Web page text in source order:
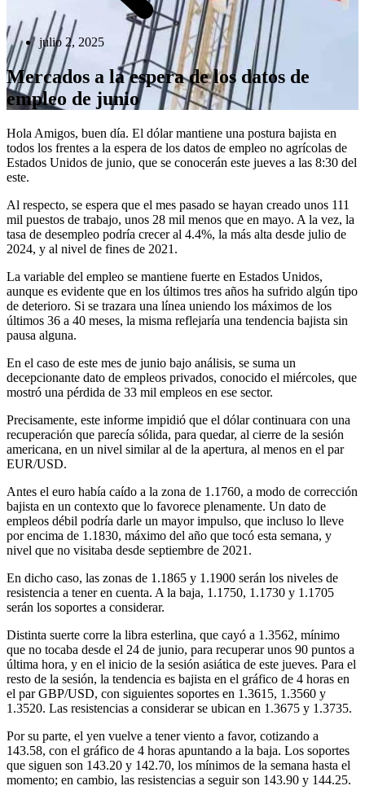
julio 2, 2025
Mercados a la espera de los datos de
empleo de junio
Hola Amigos, buen día. El dólar mantiene una postura bajista en
todos los frentes a la espera de los datos de empleo no agrícolas de
Estados Unidos de junio, que se conocerán este jueves a las 8:30 del
este.
Al respecto, se espera que el mes pasado se hayan creado unos 111
mil puestos de trabajo, unos 28 mil menos que en mayo. A la vez, la
tasa de desempleo podría crecer al 4.4%, la más alta desde julio de
2024, y al nivel de fines de 2021.
La variable del empleo se mantiene fuerte en Estados Unidos,
aunque es evidente que en los últimos tres años ha sufrido algún tipo
de deterioro. Si se trazara una línea uniendo los máximos de los
últimos 36 a 40 meses, la misma reflejaría una tendencia bajista sin
pausa alguna.
En el caso de este mes de junio bajo análisis, se suma un
decepcionante dato de empleos privados, conocido el miércoles, que
mostró una pérdida de 33 mil empleos en ese sector.
Precisamente, este informe impidió que el dólar continuara con una
recuperación que parecía sólida, para quedar, al cierre de la sesión
americana, en un nivel similar al de la apertura, al menos en el par
EUR/USD.
Antes el euro había caído a la zona de 1.1760, a modo de corrección
bajista en un contexto que lo favorece plenamente. Un dato de
empleos débil podría darle un mayor impulso, que incluso lo lleve
por encima de 1.1830, máximo del año que tocó esta semana, y
nivel que no visitaba desde septiembre de 2021.
En dicho caso, las zonas de 1.1865 y 1.1900 serán los niveles de
resistencia a tener en cuenta. A la baja, 1.1750, 1.1730 y 1.1705
serán los soportes a considerar.
Distinta suerte corre la libra esterlina, que cayó a 1.3562, mínimo
que no tocaba desde el 24 de junio, para recuperar unos 90 puntos a
última hora, y en el inicio de la sesión asiática de este jueves. Para el
resto de la sesión, la tendencia es bajista en el gráfico de 4 horas en
el par GBP/USD, con siguientes soportes en 1.3615, 1.3560 y
1.3520. Las resistencias a considerar se ubican en 1.3675 y 1.3735.
Por su parte, el yen vuelve a tener viento a favor, cotizando a
143.58, con el gráfico de 4 horas apuntando a la baja. Los soportes
que siguen son 143.20 y 142.70, los mínimos de la semana hasta el
momento; en cambio, las resistencias a seguir son 143.90 y 144.25.